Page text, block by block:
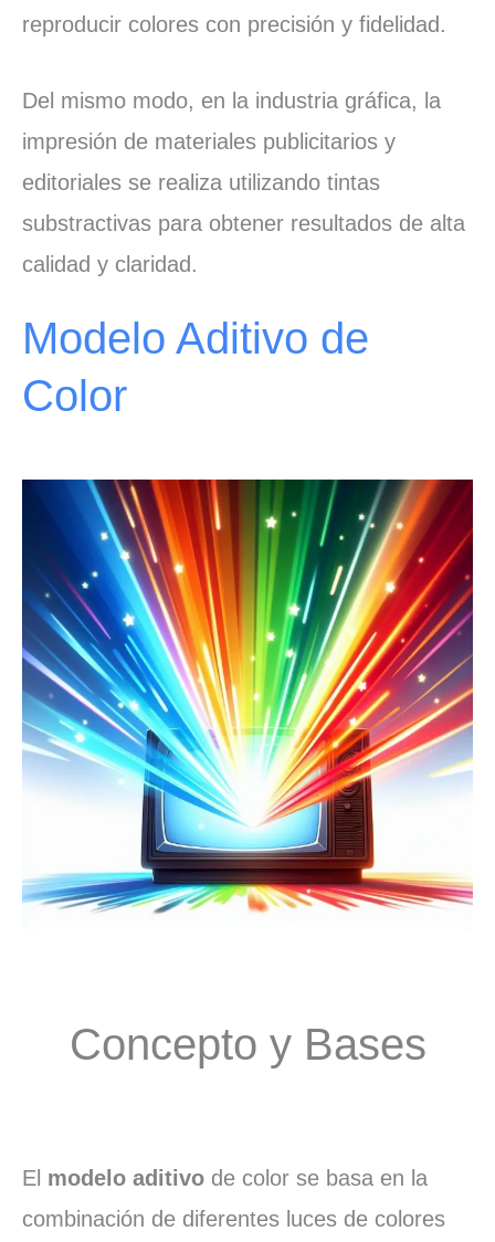
reproducir colores con precisión y fidelidad.
Del mismo modo, en la industria gráfica, la
impresión de materiales publicitarios y
editoriales se realiza utilizando tintas
substractivas para obtener resultados de alta
calidad y claridad.
Modelo Aditivo de
Color
Concepto y Bases
El modelo aditivo de color se basa en la
combinación de diferentes luces de colores